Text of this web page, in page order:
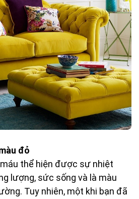
đỏ
thể hiện được sự nhiệt
lượng, sức sống và là màu
Tuy nhiên, một khi bạn đã